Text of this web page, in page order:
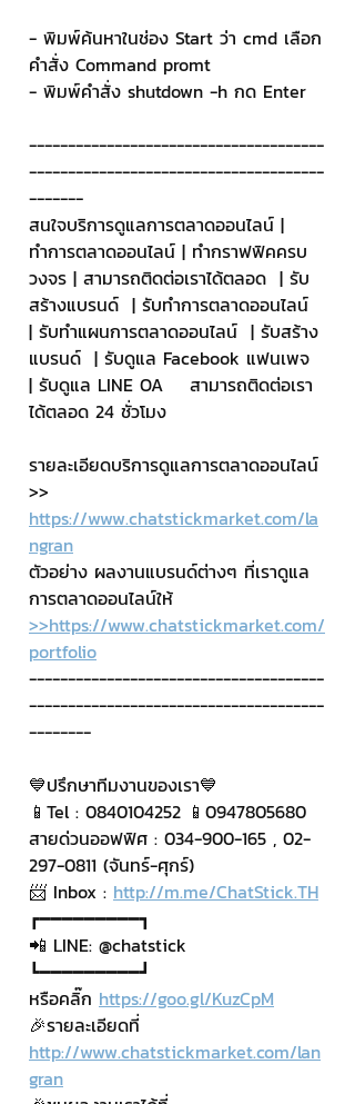
- พิมพ์ค้นหาในช่อง Start ว่า cmd เลือก
คำสั่ง Command promt
- พิมพ์คำสั่ง shutdown -h กด Enter
--------------------------------------
--------------------------------------
-------
สนใจบริการดูแลการตลาดออนไลน์ |
ทำการตลาดออนไลน์ | ทำกราฟฟิคครบ
วงจร | สามารถติดต่อเราได้ตลอด  | รับ
สร้างแบรนด์  | รับทำการตลาดออนไลน์
| รับทำแผนการตลาดออนไลน์  | รับสร้าง
แบรนด์  | รับดูแล Facebook แฟนเพจ
| รับดูแล LINE OA    สามารถติดต่อเรา
ได้ตลอด 24 ชั่วโมง
รายละเอียดบริการดูแลการตลาดออนไลน์
>>
https://www.chatstickmarket.com/la
ngran
ตัวอย่าง ผลงานแบรนด์ต่างๆ ที่เราดูแล
การตลาดออนไลน์ให้
>>https://www.chatstickmarket.com/
portfolio
--------------------------------------
--------------------------------------
--------
💙ปรึกษาทีมงานของเรา💙
📱Tel : 0840104252 📱0947805680
สายด่วนออฟฟิศ : 034-900-165 , 02-
297-0811 (จันทร์-ศุกร์)
📨 Inbox : http://m.me/ChatStick.TH
┏━━━━━━━━━┓
📲 LINE: @chatstick
┗━━━━━━━━━┛
หรือคลิ๊ก https://goo.gl/KuzCpM
🎉รายละเอียดที่
http://www.chatstickmarket.com/lan
gran